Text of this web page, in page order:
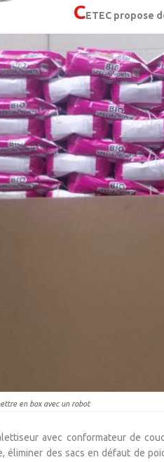
CETEC propose
en box avec un robot
avec conformateur de
éliminer des sacs en défaut de